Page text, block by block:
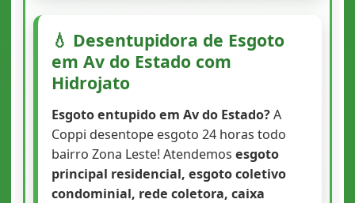
💧 Desentupidora de Esgoto
em Av do Estado com
Hidrojato
Esgoto entupido em Av do Estado?A
Coppi desentope esgoto 24 horas todo
bairro Zona Leste! Atendemos esgoto
principal residencial, esgoto coletivo
condominial, rede coletora, caixa